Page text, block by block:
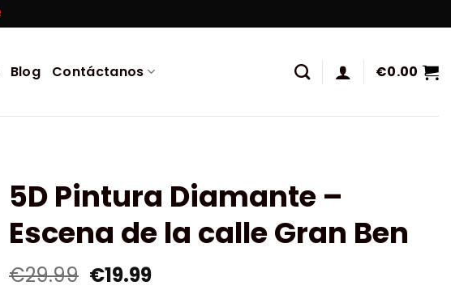
Blog Contáctanos €0.00
5D Pintura Diamante –
Escena de la calle Gran Ben
€29.99 €19.99